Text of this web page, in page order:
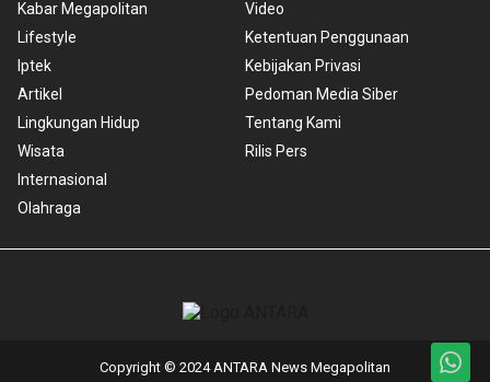
Kabar Megapolitan
Lifestyle
Iptek
Artikel
Lingkungan Hidup
Wisata
Internasional
Olahraga
Video
Ketentuan Penggunaan
Kebijakan Privasi
Pedoman Media Siber
Tentang Kami
Rilis Pers
Copyright © 2024 ANTARA News Megapolitan